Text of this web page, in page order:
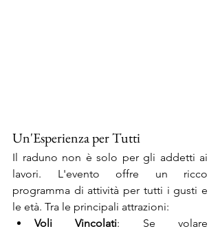
Un'Esperienza per Tutti
Il raduno non è solo per gli addetti ai
lavori. L'evento offre un ricco
programma di attività per tutti i gusti e
le età. Tra le principali attrazioni:
Voli Vincolati: Se volare